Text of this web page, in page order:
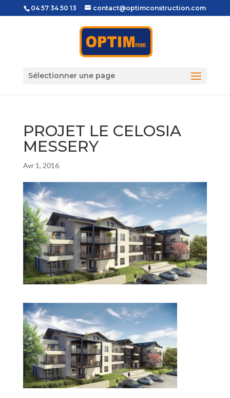
04 57 34 50 13 contact@optimconstruction.com
Sélectionner une page
PROJET LE CELOSIA
MESSERY
Avr 1, 2016